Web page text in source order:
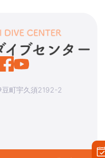
豆町宇久須2192-2